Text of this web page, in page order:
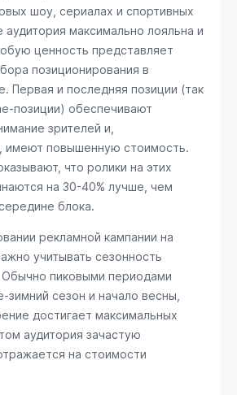
шоу, сериалах и спортивных
аудитория максимально лояльна и
ценность представляет
позиционирования в
Первая и последняя позиции (так
позиции) обеспечивают
зрителей и,
имеют повышенную стоимость.
что ролики на этих
на 30-40% лучше, чем
блока.
рекламной кампании на
учитывать сезонность
пиковыми периодами
зимний сезон и начало весны,
достигает максимальных
аудитория зачастую
на стоимости